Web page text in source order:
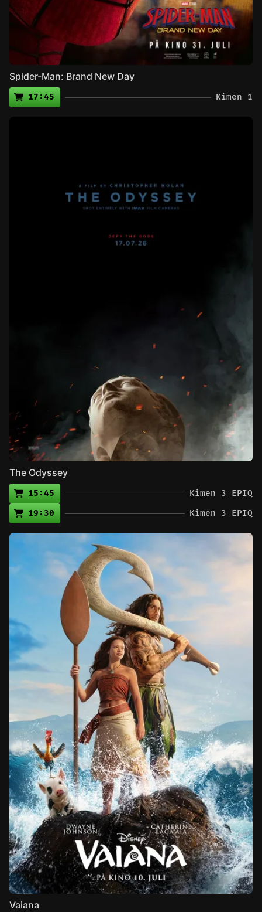
Spider-Man: Brand New Day
17:45 Kimen 1
The Odyssey
15:45
Kimen 3 EPIQ
19:30
Kimen 3 EPIQ
Vaiana